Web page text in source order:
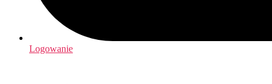
Logowanie